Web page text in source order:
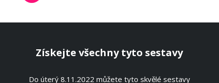
Získejte všechny tyto sestavy
Do úterý 8.11.2022 můžete tyto skvělé sestavy